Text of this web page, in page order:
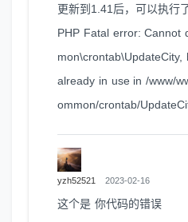
更新到1.41后，可以执行
PHP Fatal error: Cannot
already in use in /www/
ommon/crontab/
yzh52521 2023-02-16
这个是 你代码的错误